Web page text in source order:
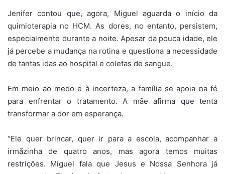
Jenifer contou que, agora, Miguel aguarda o início da
quimioterapia no HCM. As dores, no entanto, persistem,
especialmente durante a noite. Apesar da pouca idade, ele
já percebe a mudança na rotina e questiona a necessidade
de tantas idas ao hospital e coletas de sangue.
Em meio ao medo e à incerteza, a família se apoia na fé
para enfrentar o tratamento. A mãe afirma que tenta
transformar a dor em esperança.
“Ele quer brincar, quer ir para a escola, acompanhar a
irmãzinha de quatro anos, mas agora temos muitas
restrições. Miguel fala que Jesus e Nossa Senhora já